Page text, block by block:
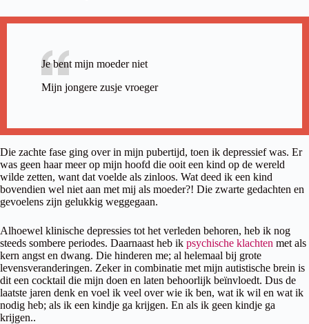
Je bent mijn moeder niet
Mijn jongere zusje vroeger
Die zachte fase ging over in mijn pubertijd, toen ik depressief was. Er
was geen haar meer op mijn hoofd die ooit een kind op de wereld
wilde zetten, want dat voelde als zinloos. Wat deed ik een kind
bovendien wel niet aan met mij als moeder?! Die zwarte gedachten en
gevoelens zijn gelukkig weggegaan.
Alhoewel klinische depressies tot het verleden behoren, heb ik nog
steeds sombere periodes. Daarnaast heb ik psychische klachten met als
kern angst en dwang. Die hinderen me; al helemaal bij grote
levensveranderingen. Zeker in combinatie met mijn autistische brein is
dit een cocktail die mijn doen en laten behoorlijk beïnvloedt. Dus de
laatste jaren denk en voel ik veel over wie ik ben, wat ik wil en wat ik
nodig heb; als ik een kindje ga krijgen. En als ik geen kindje ga
krijgen..